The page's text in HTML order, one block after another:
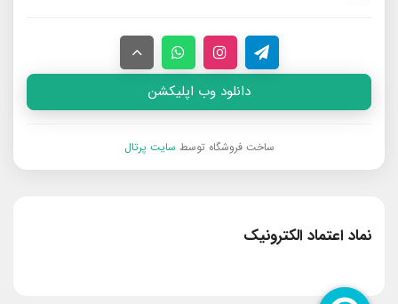
دانلود وب اپلیکشن
ساخت فروشگاه توسط سایت پرتال
نماد اعتماد الکترونیک